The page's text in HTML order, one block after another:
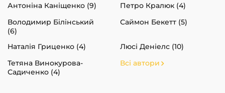
Антоніна Каніщенко (9)
Петро Кралюк (4)
Володимир Білінський
(6)
Саймон Бекетт (5)
Наталія Гриценко (4)
Люсі Деніелс (10)
Тетяна Винокурова-
Садиченко (4)
Всі автори